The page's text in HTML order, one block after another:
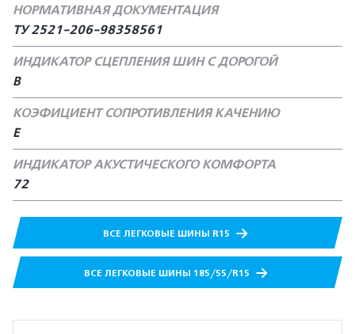
НОРМАТИВНАЯ ДОКУМЕНТАЦИЯ
ТУ 2521-206-98358561
ИНДИКАТОР СЦЕПЛЕНИЯ ШИН С ДОРОГОЙ
В
КОЭФИЦИЕНТ СОПРОТИВЛЕНИЯ КАЧЕНИЮ
Е
ИНДИКАТОР АКУСТИЧЕСКОГО КОМФОРТА
72
ВСЕ ЛЕГКОВЫЕ ШИНЫ R15
ВСЕ ЛЕГКОВЫЕ ШИНЫ 185/55/R15